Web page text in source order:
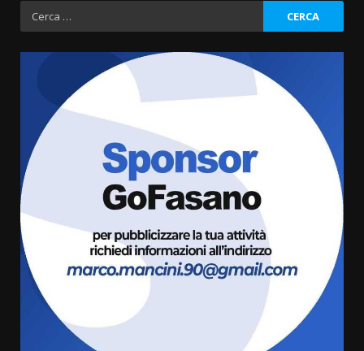
Ricerca
per:
Fasanese ferito a colpi di arma
da fuoco
6 Agosto 2026 18:13
Carta d’identità: continua il piano
di aperture straordinarie del
Comune di Fasano